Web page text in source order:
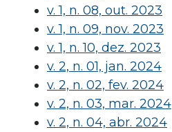
v. 1, n. 08, out. 2023
v. 1, n. 09, nov. 2023
v. 1, n. 10, dez. 2023
v. 2, n. 01, jan. 2024
v. 2, n. 02, fev. 2024
v. 2, n. 03, mar. 2024
v. 2, n. 04, abr. 2024